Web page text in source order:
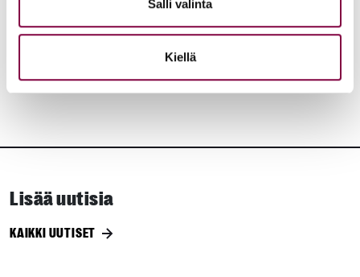
Salli valinta
Kiellä
JAA:
Lisää uutisia
KAIKKI UUTISET